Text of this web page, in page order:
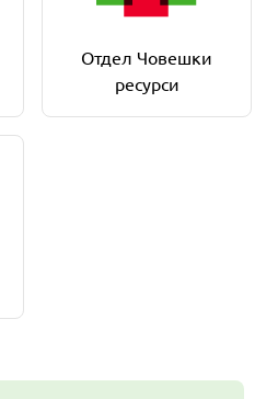
Отдел Човешки
ресурси